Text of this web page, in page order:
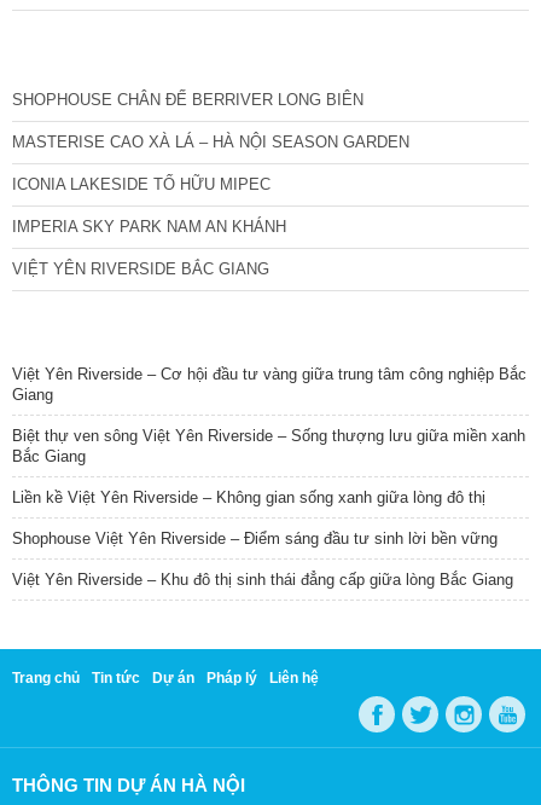
SHOPHOUSE CHÂN ĐẾ BERRIVER LONG BIÊN
MASTERISE CAO XÀ LÁ – HÀ NỘI SEASON GARDEN
ICONIA LAKESIDE TỐ HỮU MIPEC
IMPERIA SKY PARK NAM AN KHÁNH
VIỆT YÊN RIVERSIDE BẮC GIANG
Việt Yên Riverside – Cơ hội đầu tư vàng giữa trung tâm công nghiệp Bắc
Giang
Biệt thự ven sông Việt Yên Riverside – Sống thượng lưu giữa miền xanh
Bắc Giang
Liền kề Việt Yên Riverside – Không gian sống xanh giữa lòng đô thị
Shophouse Việt Yên Riverside – Điểm sáng đầu tư sinh lời bền vững
Việt Yên Riverside – Khu đô thị sinh thái đẳng cấp giữa lòng Bắc Giang
Trang chủ Tin tức Dự án Pháp lý Liên hệ
THÔNG TIN DỰ ÁN HÀ NỘI